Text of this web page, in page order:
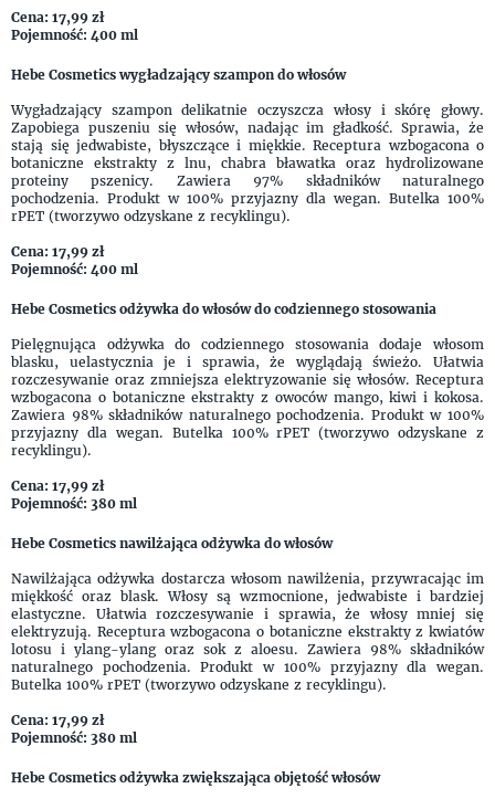
Cena: 17,99 zł
Pojemność: 400 ml
Hebe Cosmetics wygładzający szampon do włosów
Wygładzający szampon delikatnie oczyszcza włosy i skórę głowy.
Zapobiega puszeniu się włosów, nadając im gładkość. Sprawia, że
stają się jedwabiste, błyszczące i miękkie. Receptura wzbogacona o
botaniczne ekstrakty z lnu, chabra bławatka oraz hydrolizowane
proteiny pszenicy. Zawiera 97% składników naturalnego
pochodzenia. Produkt w 100% przyjazny dla wegan. Butelka 100%
rPET (tworzywo odzyskane z recyklingu).
Cena: 17,99 zł
Pojemność: 400 ml
Hebe Cosmetics odżywka do włosów do codziennego stosowania
Pielęgnująca odżywka do codziennego stosowania dodaje włosom
blasku, uelastycznia je i sprawia, że wyglądają świeżo. Ułatwia
rozczesywanie oraz zmniejsza elektryzowanie się włosów. Receptura
wzbogacona o botaniczne ekstrakty z owoców mango, kiwi i kokosa.
Zawiera 98% składników naturalnego pochodzenia. Produkt w 100%
przyjazny dla wegan. Butelka 100% rPET (tworzywo odzyskane z
recyklingu).
Cena: 17,99 zł
Pojemność: 380 ml
Hebe Cosmetics nawilżająca odżywka do włosów
Nawilżająca odżywka dostarcza włosom nawilżenia, przywracając im
miękkość oraz blask. Włosy są wzmocnione, jedwabiste i bardziej
elastyczne. Ułatwia rozczesywanie i sprawia, że włosy mniej się
elektryzują. Receptura wzbogacona o botaniczne ekstrakty z kwiatów
lotosu i ylang-ylang oraz sok z aloesu. Zawiera 98% składników
naturalnego pochodzenia. Produkt w 100% przyjazny dla wegan.
Butelka 100% rPET (tworzywo odzyskane z recyklingu).
Cena: 17,99 zł
Pojemność: 380 ml
Hebe Cosmetics odżywka zwiększająca objętość włosów